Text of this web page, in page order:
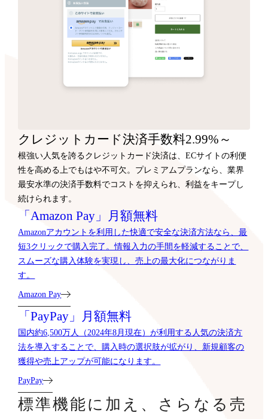
クレジットカード決済手数料2.99%～
根強い人気を誇るクレジットカード決済は、ECサイトの利便
性を高める上でもはや不可欠。プレミアムプランなら、業界
最安水準の決済手数料でコストを抑えられ、利益をキープし
続けられます。
「Amazon Pay」月額無料
Amazonアカウントを利用した快適で安全な決済方法なら、最
短3クリックで購入完了。情報入力の手間を軽減することで、
スムーズな購入体験を実現し、売上の最大化につながりま
す。
Amazon Pay
「PayPay」月額無料
国内約6,500万人（2024年8月現在）が利用する人気の決済方
法を導入することで、購入時の選択肢が拡がり、新規顧客の
獲得や売上アップが可能になります。
PayPay
標準機能に加え、さらなる売